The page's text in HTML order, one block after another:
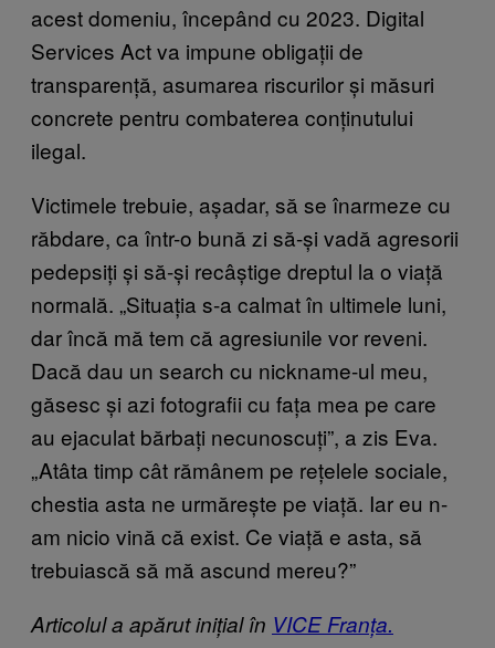
acest domeniu, începând cu 2023. Digital
Services Act va impune obligații de
transparență, asumarea riscurilor și măsuri
concrete pentru combaterea conținutului
ilegal.
Victimele trebuie, așadar, să se înarmeze cu
răbdare, ca într-o bună zi să-și vadă agresorii
pedepsiți și să-și recâștige dreptul la o viață
normală. „Situația s-a calmat în ultimele luni,
dar încă mă tem că agresiunile vor reveni.
Dacă dau un search cu nickname-ul meu,
găsesc și azi fotografii cu fața mea pe care
au ejaculat bărbați necunoscuți”, a zis Eva.
„Atâta timp cât rămânem pe rețelele sociale,
chestia asta ne urmărește pe viață. Iar eu n-
am nicio vină că exist. Ce viață e asta, să
trebuiască să mă ascund mereu?”
Articolul a apărut inițial în VICE Franța.